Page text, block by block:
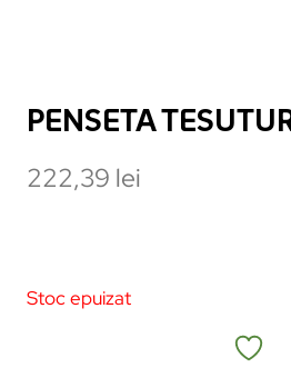
PENSETA
222,39 lei
Stoc epuizat